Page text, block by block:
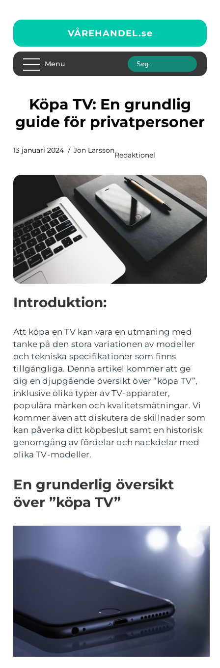
VÅREHANDEL.se
Menu
Köpa TV: En grundlig
guide för privatpersoner
13 januari 2024 Jon Larsson
Redaktionel
Introduktion:
Att köpa en TV kan vara en utmaning med
tanke på den stora variationen av modeller
och tekniska specifikationer som finns
tillgängliga. Denna artikel kommer att ge
dig en djupgående översikt över ”köpa TV”,
inklusive olika typer av TV-apparater,
populära märken och kvalitetsmätningar. Vi
kommer även att diskutera de skillnader som
kan påverka ditt köpbeslut samt en historisk
genomgång av fördelar och nackdelar med
olika TV-modeller.
En grunderlig översikt
över ”köpa TV”